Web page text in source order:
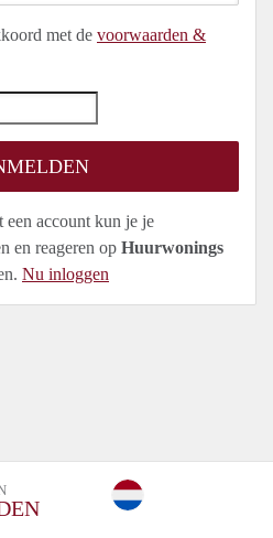
Show
met de voorwaarden &
een account kun je je
en reageren op Huurwonings
Nu inloggen